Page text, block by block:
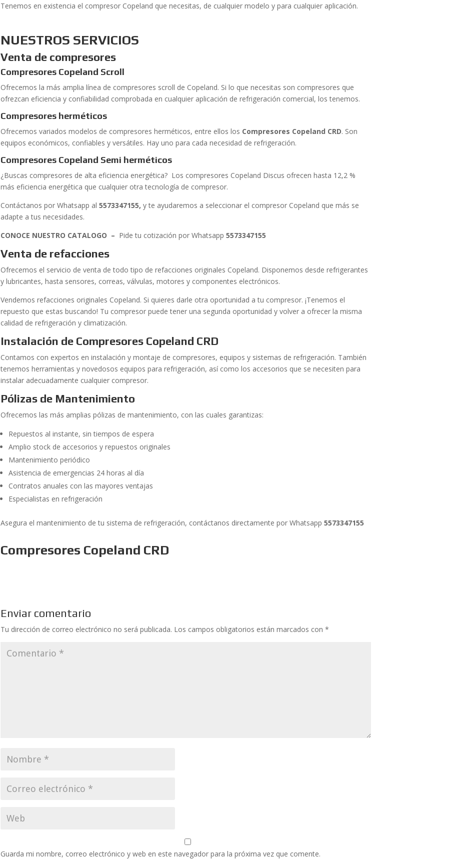
Tenemos en existencia el compresor Copeland que necesitas, de cualquier modelo y para cualquier aplicación.
NUESTROS SERVICIOS
Venta de compresores
Compresores Copeland Scroll
Ofrecemos la más amplia línea de compresores scroll de Copeland. Si lo que necesitas son compresores que
ofrezcan eficiencia y confiabilidad comprobada en cualquier aplicación de refrigeración comercial, los tenemos.
Compresores herméticos
Ofrecemos variados modelos de compresores herméticos, entre ellos los Compresores Copeland CRD. Son
equipos económicos, confiables y versátiles. Hay uno para cada necesidad de refrigeración.
Compresores Copeland Semi herméticos
¿Buscas compresores de alta eficiencia energética? Los compresores Copeland Discus ofrecen hasta 12,2 %
más eficiencia energética que cualquier otra tecnología de compresor.
Contáctanos por Whatsapp al5573347155,y te ayudaremos a seleccionar el compresor Copeland que más se
adapte a tus necesidades.
CONOCE NUESTRO CATALOGO – Pide tu cotización por Whatsapp 5573347155
Venta de refacciones
Ofrecemos el servicio de venta de todo tipo de refacciones originales Copeland. Disponemos desde refrigerantes
y lubricantes, hasta sensores, correas, válvulas, motores y componentes electrónicos.
Vendemos refacciones originales Copeland. Si quieres darle otra oportunidad a tu compresor. ¡Tenemos el
repuesto que estas buscando! Tu compresor puede tener una segunda oportunidad y volver a ofrecer la misma
calidad de refrigeración y climatización.
Instalación de Compresores Copeland CRD
Contamos con expertos en instalación y montaje de compresores, equipos y sistemas de refrigeración. También
tenemos herramientas y novedosos equipos para refrigeración, así como los accesorios que se necesiten para
instalar adecuadamente cualquier compresor.
Pólizas de Mantenimiento
Ofrecemos las más amplias pólizas de mantenimiento, con las cuales garantizas:
Repuestos al instante, sin tiempos de espera
Amplio stock de accesorios y repuestos originales
Mantenimiento periódico
Asistencia de emergencias 24 horas al día
Contratos anuales con las mayores ventajas
Especialistas en refrigeración
Asegura el mantenimiento de tu sistema de refrigeración, contáctanos directamente por Whatsapp5573347155
Compresores Copeland CRD
Enviar comentario
Tu dirección de correo electrónico no será publicada. Los campos obligatorios están marcados con*
Guarda mi nombre, correo electrónico y web en este navegador para la próxima vez que comente.